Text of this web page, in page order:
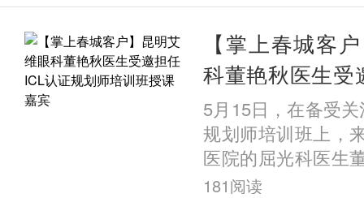
公立
【掌上春城客
科董艳秋医生受
规划师培训班授
5月15日，在备受
规划师培训班上，
医院的屈光科医生
课嘉宾，并以《
181阅读